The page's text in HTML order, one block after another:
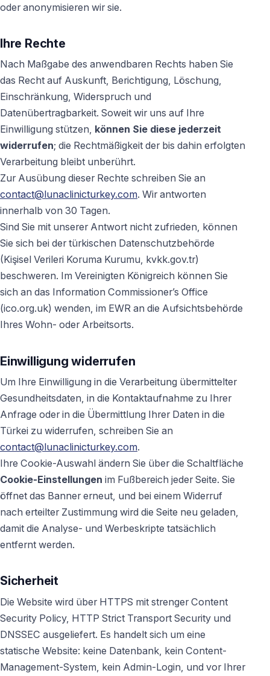
oder anonymisieren wir sie.
Ihre Rechte
Nach Maßgabe des anwendbaren Rechts haben Sie
das Recht auf Auskunft, Berichtigung, Löschung,
Einschränkung, Widerspruch und
Datenübertragbarkeit. Soweit wir uns auf Ihre
Einwilligung stützen, können Sie diese jederzeit
widerrufen; die Rechtmäßigkeit der bis dahin erfolgten
Verarbeitung bleibt unberührt.
Zur Ausübung dieser Rechte schreiben Sie an
contact@lunaclinicturkey.com. Wir antworten
innerhalb von 30 Tagen.
Sind Sie mit unserer Antwort nicht zufrieden, können
Sie sich bei der türkischen Datenschutzbehörde
(Kişisel Verileri Koruma Kurumu, kvkk.gov.tr)
beschweren. Im Vereinigten Königreich können Sie
sich an das Information Commissioner’s Office
(ico.org.uk) wenden, im EWR an die Aufsichtsbehörde
Ihres Wohn- oder Arbeitsorts.
Einwilligung widerrufen
Um Ihre Einwilligung in die Verarbeitung übermittelter
Gesundheitsdaten, in die Kontaktaufnahme zu Ihrer
Anfrage oder in die Übermittlung Ihrer Daten in die
Türkei zu widerrufen, schreiben Sie an
contact@lunaclinicturkey.com.
Ihre Cookie-Auswahl ändern Sie über die Schaltfläche
Cookie-Einstellungen im Fußbereich jeder Seite. Sie
öffnet das Banner erneut, und bei einem Widerruf
nach erteilter Zustimmung wird die Seite neu geladen,
damit die Analyse- und Werbeskripte tatsächlich
entfernt werden.
Sicherheit
Die Website wird über HTTPS mit strenger Content
Security Policy, HTTP Strict Transport Security und
DNSSEC ausgeliefert. Es handelt sich um eine
statische Website: keine Datenbank, kein Content-
Management-System, kein Admin-Login, und vor Ihrer